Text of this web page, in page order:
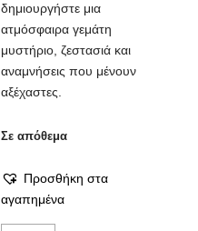
δημιουργήστε μια
ατμόσφαιρα γεμάτη
μυστήριο, ζεστασιά και
αναμνήσεις που μένουν
αξέχαστες.
Σε απόθεμα
Προσθήκη στα
αγαπημένα